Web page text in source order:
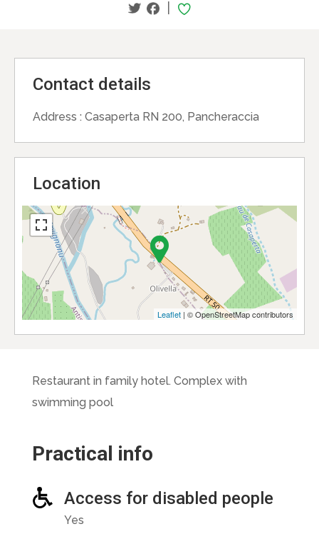
|
Contact details
Address : Casaperta RN 200, Pancheraccia
Location
Leaflet | © OpenStreetMap contributors
Restaurant in family hotel. Complex with
swimming pool
Practical info
Access for disabled people
Yes